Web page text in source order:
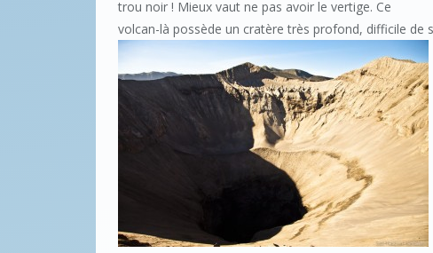
trou noir ! Mieux vaut ne pas avoir le vertige. Ce
volcan-là possède un cratère très profond, difficile